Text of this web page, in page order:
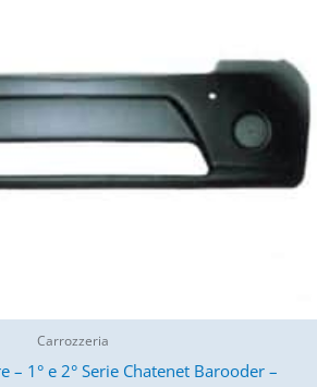
Carrozzeria
– 1° e 2° Serie Chatenet Barooder –